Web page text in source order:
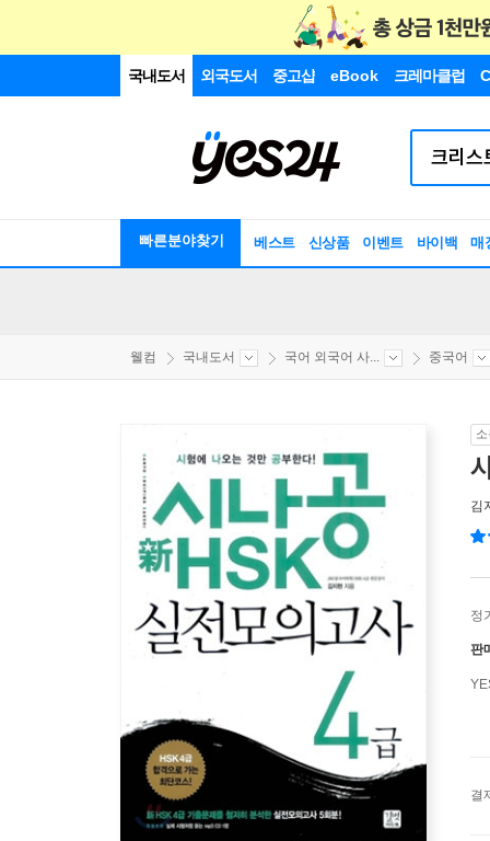
국내도서 외국도서 중고샵 eBook 크레마클럽
빠른분야찾기 베스트 신상품 이벤트 바이백 매
웰컴 국내도서 국어 외국어 사... 중국어
김
정
판
결